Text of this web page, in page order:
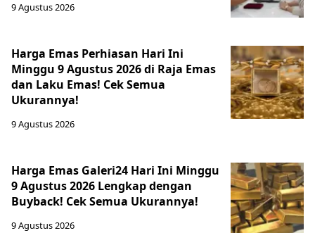
9 Agustus 2026
Harga Emas Perhiasan Hari Ini
Minggu 9 Agustus 2026 di Raja Emas
dan Laku Emas! Cek Semua
Ukurannya!
9 Agustus 2026
Harga Emas Galeri24 Hari Ini Minggu
9 Agustus 2026 Lengkap dengan
Buyback! Cek Semua Ukurannya!
9 Agustus 2026